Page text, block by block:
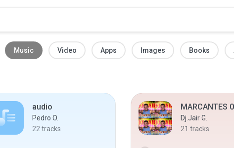
Music Video Apps Images Books
audio
Pedro O.
22 tracks
MARCANTES
Dj.Jair G.
21 tracks